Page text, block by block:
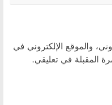
والموقع الإلكتروني في
المقبلة في تعليقي.